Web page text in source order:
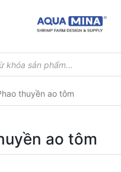
thuyền ao tôm
ao tôm